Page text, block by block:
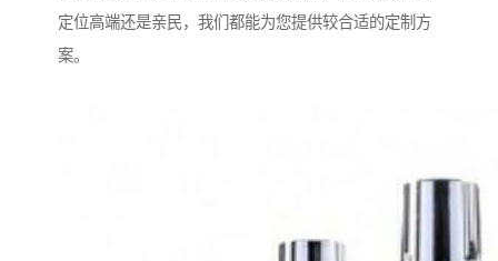
定位高端还是亲民，我们都能为您提供较合适的定制方
案。